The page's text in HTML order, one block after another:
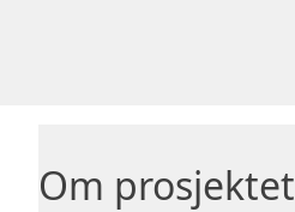
Om prosjektet